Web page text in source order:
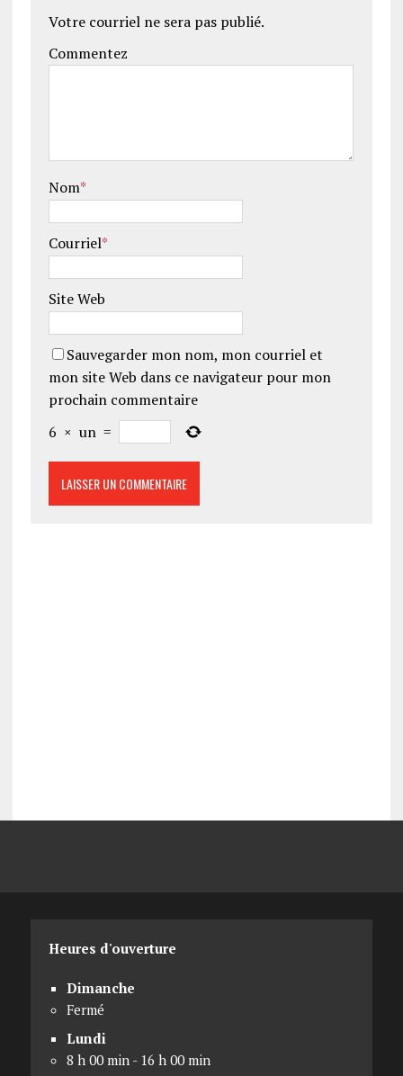
Votre courriel ne sera pas publié.
Commentez
Nom*
Courriel*
Site Web
Sauvegarder mon nom, mon courriel et
mon site Web dans ce navigateur pour mon
prochain commentaire
6 × un =
Heures d'ouverture
Dimanche
Fermé
Lundi
8 h 00 min - 16 h 00 min